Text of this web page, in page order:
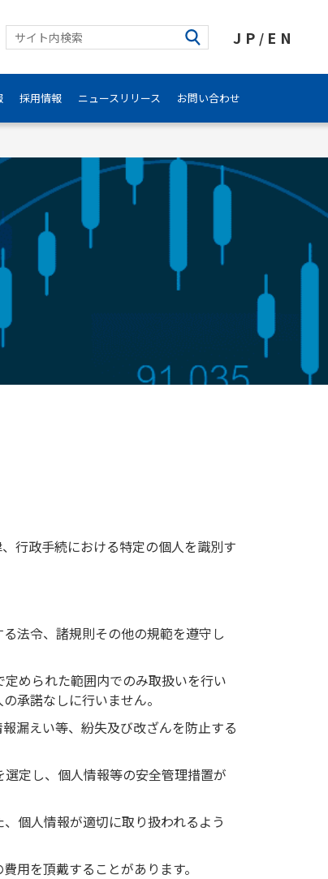
JP / EN
採用情報 ニュースリリース お問い合わせ
行政手続における特定の個人を識別す
法令、諸規則その他の規範を遵守し
められた範囲内でのみ取扱いを行い
承諾なしに行いません。
漏えい等、紛失及び改ざんを防止する
定し、個人情報等の安全管理措置が
個人情報が適切に取り扱われるよう
用を頂戴することがあります。